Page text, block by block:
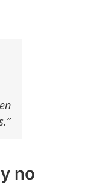
no